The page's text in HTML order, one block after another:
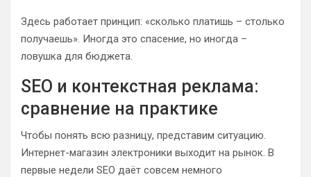
Здесь работает принцип: «сколько платишь – столько
получаешь». Иногда это спасение, но иногда –
ловушка для бюджета.
SEO и контекстная реклама:
сравнение на практике
Чтобы понять всю разницу, представим ситуацию.
Интернет-магазин электроники выходит на рынок. В
первые недели SEO даёт совсем немного